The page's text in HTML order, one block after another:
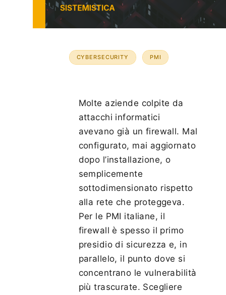
CYBERSECURITY PMI
Molte aziende colpite da
attacchi informatici
avevano già un firewall. Mal
configurato, mai aggiornato
dopo l’installazione, o
semplicemente
sottodimensionato rispetto
alla rete che proteggeva.
Per le PMI italiane, il
firewall è spesso il primo
presidio di sicurezza e, in
parallelo, il punto dove si
concentrano le vulnerabilità
più trascurate. Scegliere